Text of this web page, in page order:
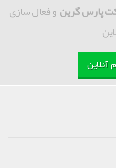
گرینو فعال سازی